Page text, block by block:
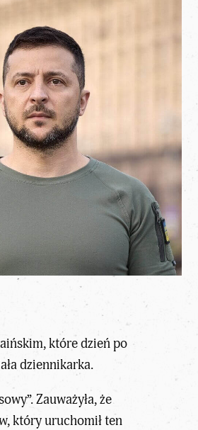
które dzień po
dziennikarka.
Zauważyła, że
który uruchomił ten